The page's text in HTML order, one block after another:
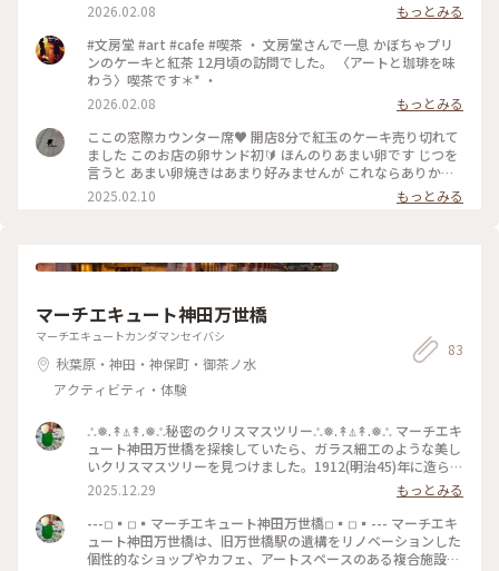
2026.02.08
もっとみる
#文房堂 #art #cafe #喫茶 ・ 文房堂さんで一息 かぼちゃプリ
ンのケーキと紅茶 12月頃の訪問でした。 〈アートと珈琲を味
わう〉喫茶です＊* ・
2026.02.08
もっとみる
ここの窓際カウンター席♥ 開店8分で紅玉のケーキ売り切れて
ました このお店の卵サンド初🔰 ほんのりあまい卵です じつを
言うと あまい卵焼きはあまり好みませんが これならありか
な〜 と思いました ローズティをセットに。 と言いつつ、 香り
を楽しむため、 食後にいただきました
2025.02.10 もっとみる
マーチエキュート神田万世橋
マーチエキュートカンダマンセイバシ
秋葉原・神田・神保町・御茶ノ水
アクティビティ・体験
83
𖡺❅.↟⍋↟.❅𖡺秘密のクリスマスツリー𖡺❅.↟⍋↟.❅𖡺 マーチエキ
ュート神田万世橋を探検していたら、ガラス細工のような美し
いクリスマスツリーを見つけました。1912(明治45)年に造られ
た階段の踊り場にひっそりと隠れるように瞬くツリー、クリス
マスを過ぎて、隠したまま忘れてしまったのか、美しいからし
ばらくそのままにしておきたかったのか…階段の上から、青白
い光が見えて、一瞬、時が止まったような感覚になりました⭐︎
#万世橋#神田#秋葉原#マーチエキュート神田万世橋#散歩#歴
2025.12.29
もっとみる
---◽︎▪︎◽︎▪︎マーチエキュート神田万世橋◽︎▪︎◽︎▪︎--- マーチエキ
ュート神田万世橋は、旧万世橋駅の遺構をリノベーションした
個性的なショップやカフェ、アートスペースのある複合施設。